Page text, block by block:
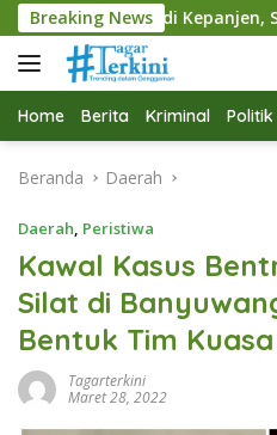
Langsung
ke
konten
Breaking News
Sita Sabu 96 Gram
Home Berita Kriminal Politik
Beranda Daerah
Daerah, Peristiwa
Kawal Kasus
Silat di
Bentuk Tim
Tagarterkini
Maret 28, 2022